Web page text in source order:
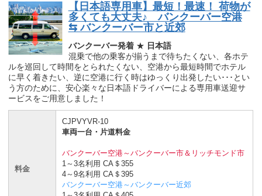
【日本語専用車】最短！最速！ 荷物が
多くても大丈夫♪ バンクーバー空港
⇆ バンクーバー市と近郊
バンクーバー発着★ 日本語
混乗で他の乗客が揃うまで待ちたくない、各ホテ
ルを巡回して時間をとられたくない、空港から最短時間でホテル
に早く着きたい、逆に空港に行く時はゆっくり出発したい･･･とい
う方のために、安心楽々な日本語ドライバーによる専用車送迎サ
ービスをご用意しました！
料金
CJPVYVR-10
車両一台・片道料金
バンクーバー空港～バンクーバー市＆リッチモンド市
1～3名利用 CA＄355
4～9名利用 CA＄395
バンクーバー空港～バンクーバー近郊